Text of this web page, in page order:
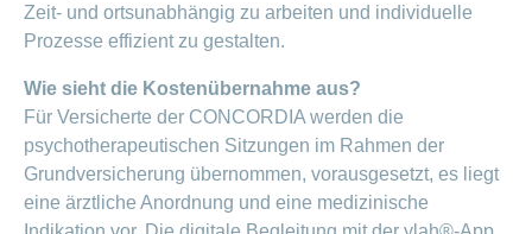
Zeit- und ortsunabhängig zu arbeiten und individuelle
Prozesse effizient zu gestalten.
Wie sieht die Kostenübernahme aus?
Für Versicherte der CONCORDIA werden die
psychotherapeutischen Sitzungen im Rahmen der
Grundversicherung übernommen, vorausgesetzt, es liegt
eine ärztliche Anordnung und eine medizinische